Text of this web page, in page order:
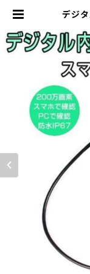
デジ
PC接
月保
M.B